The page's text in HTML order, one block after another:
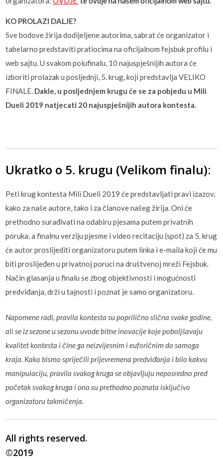
KO PROLAZI DALJE?
Sve bodove žirija dodijeljene autorima, sabrat će organizator i
tabelarno predstaviti pratiocima na oficijalnom fejsbuk profilu i
web sajtu. U svakom polufinalu, 10 najuspješnijih autora će
izboriti prolazak u posljednji, 5. krug, koji predstavlja VELIKO
FINALE. Dakle, u posljednjem krugu će se za pobjedu u Mili
Dueli 2019 natjecati 20 najuspješnijih autora kontesta.
Ukratko o 5. krugu (Velikom finalu):
Peti krug kontesta Mili Dueli 2019 će predstavljati pravi izazov,
kako za naše autore, tako i za članove našeg žirija. Oni će
prethodno surađivati na odabiru pjesama putem privatnih
poruka, a finalnu verziju pjesme i video recitaciju (spot) za 5. krug
će autor proslijediti organizatoru putem linka i e-maila koji će mu
biti proslijeđen u privatnoj poruci na društvenoj mreži Fejsbuk.
Način glasanja u finalu se zbog objektivnosti i mogućnosti
predviđanja, drži u tajnosti i poznat je samo organizatoru.
Napomene radi, pravila kontesta su poprilično slična svake godine,
ali se iz sezone u sezonu uvode bitne inovacije koje poboljšavaju
kvalitet kontesta i čine ga neizvijesnim i euforičnim do samoga
kraja. Kako bismo spriječili prijevremena predviđanja i bilo kakvu
manipulaciju, pravila svakog kruga se objavljuju neposredno pred
početak svakog kruga i ona su prethodno poznata isključivo
organizatoru takmičenja.
All rights reserved.
©2019